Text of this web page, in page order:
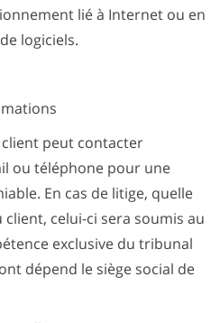
lié à Internet ou en
logiciels.
peut contacter
ou téléphone pour une
En cas de litige, quelle
celui-ci sera soumis au
exclusive du tribunal
dépend le siège social de